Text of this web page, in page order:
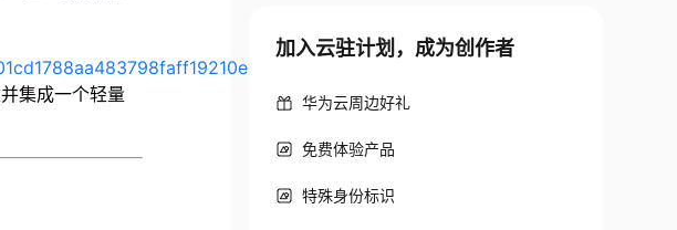
1
集成一个轻量
加入云驻计划，成为创作者
华为云周边好礼
免费体验产品
特殊身份标识